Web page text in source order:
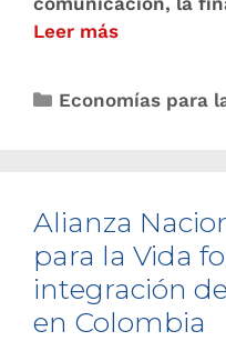
Leer más
Economías para
Alianza
para la Vida
integración
en Colombia